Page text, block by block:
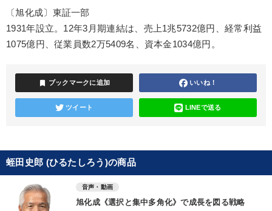
〔旭化成〕東証一部
1931年設立。12年3月期連結は、売上1兆5732億円、経常利益
1075億円、従業員数2万5409名、資本金1034億円。
bookmark ブックマークに追加 いいね！
ツイート LINEで送る
蛭田史郎 (ひるたしろう)の商品
音声・動画
旭化成《選択と集中多角化》で成長を図る戦略